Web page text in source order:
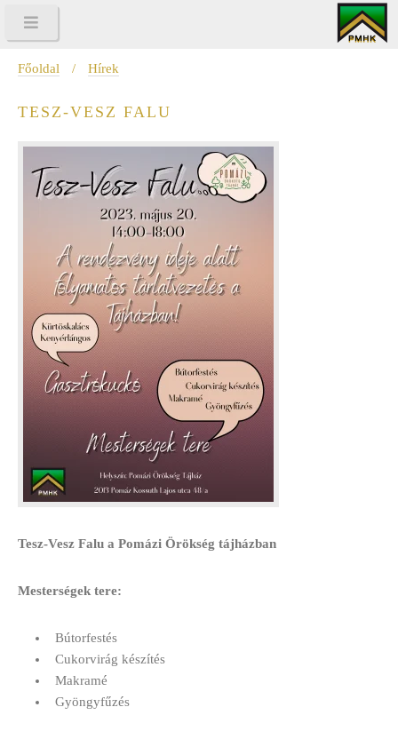
Főoldal / Hírek
TESZ-VESZ FALU
Tesz-Vesz Falu a Pomázi Örökség tájházban
Mesterségek tere:
Bútorfestés
Cukorvirág készítés
Makramé
Gyöngyfűzés